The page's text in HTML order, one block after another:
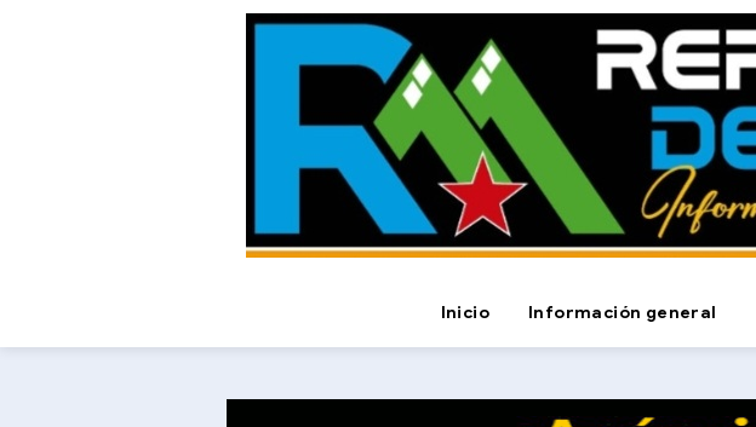
Inicio Información general